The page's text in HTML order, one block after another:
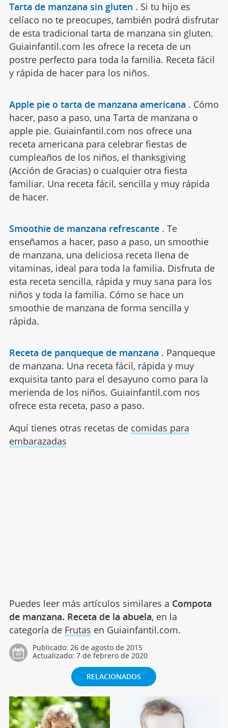
Tarta de manzana sin gluten . Si tu hijo es
celíaco no te preocupes, también podrá disfrutar
de esta tradicional tarta de manzana sin gluten.
Guiainfantil.com les ofrece la receta de un
postre perfecto para toda la familia. Receta fácil
y rápida de hacer para los niños.
Apple pie o tarta de manzana americana . Cómo
hacer, paso a paso, una Tarta de manzana o
apple pie. Guiainfantil.com nos ofrece una
receta americana para celebrar fiestas de
cumpleaños de los niños, el thanksgiving
(Acción de Gracias) o cualquier otra fiesta
familiar. Una receta fácil, sencilla y muy rápida
de hacer.
Smoothie de manzana refrescante . Te
enseñamos a hacer, paso a paso, un smoothie
de manzana, una deliciosa receta llena de
vitaminas, ideal para toda la familia. Disfruta de
esta receta sencilla, rápida y muy sana para los
niños y toda la familia. Cómo se hace un
smoothie de manzana de forma sencilla y
rápida.
Receta de panqueque de manzana . Panqueque
de manzana. Una receta fácil, rápida y muy
exquisita tanto para el desayuno como para la
merienda de los niños. Guiainfantil.com nos
ofrece esta receta, paso a paso.
Aquí tienes otras recetas de comidas para
embarazadas
Puedes leer más artículos similares a Compota
de manzana. Receta de la abuela, en la
categoría de Frutas en Guiainfantil.com.
Publicado: 26 de agosto de 2015
Actualizado: 7 de febrero de 2020
RELACIONADOS